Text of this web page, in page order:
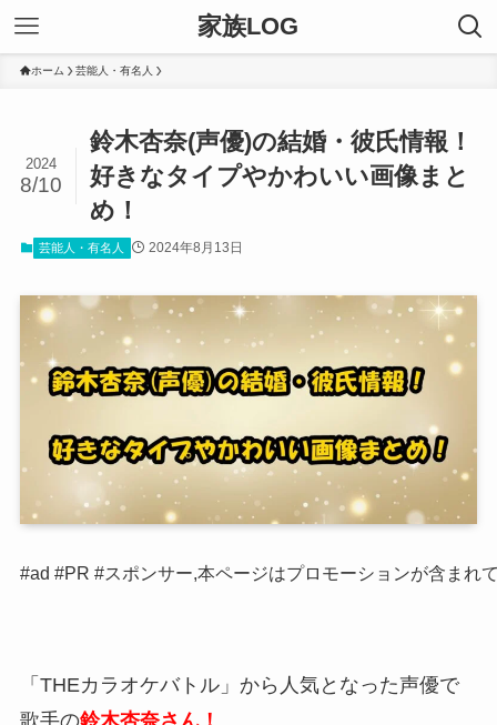
家族LOG
ホーム 芸能人・有名人
鈴木杏奈(声優)の結婚・彼氏情報！
好きなタイプやかわいい画像まと
め！
2024
8/10
芸能人・有名人 2024年8月13日
#ad #PR #スポンサー,本ページはプロモーションが含まれ
「THEカラオケバトル」から人気となった声優で
歌手の鈴木杏奈さん！